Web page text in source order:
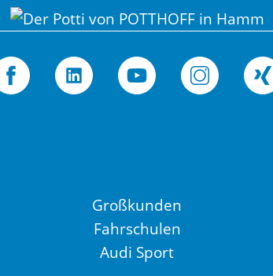
Großkunden
Fahrschulen
Audi Sport